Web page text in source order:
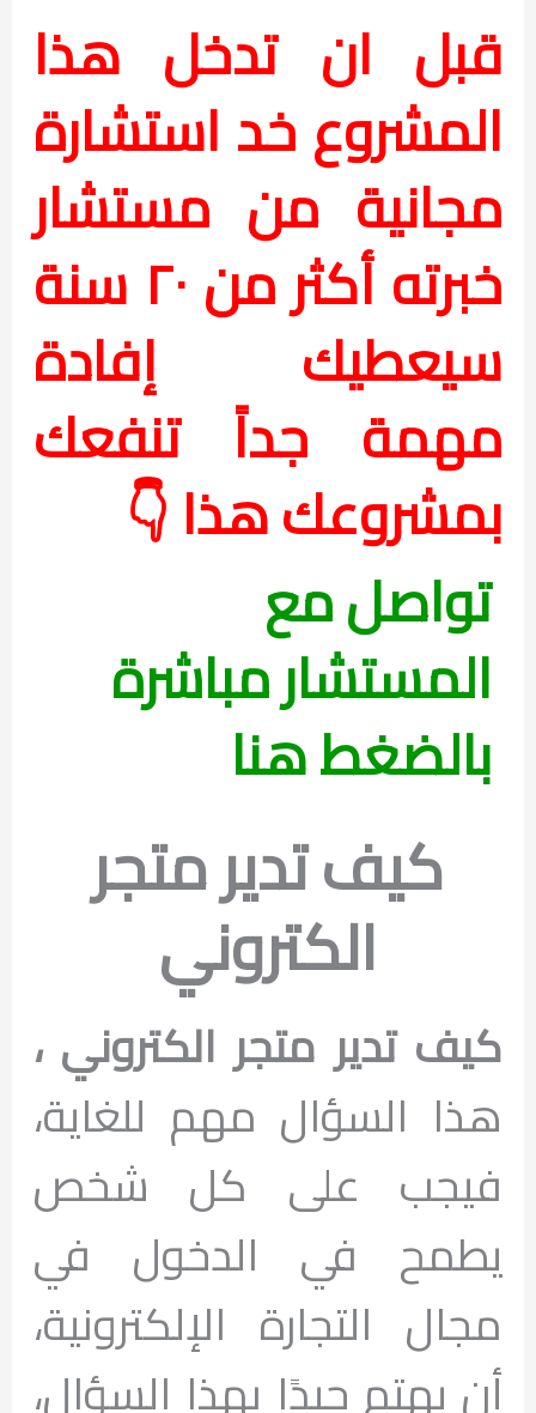
قبل ان تدخل هذا
المشروع خد استشارة
مجانية من مستشار
خبرته أكثر من ٢٠ سنة
سيعطيك إفادة
مهمة جداً تنفعك
بمشروعك هذا 👇
تواصل مع
المستشار مباشرة
بالضغط هنا
كيف تدير متجر
الكتروني
كيف تدير متجر الكتروني ،
هذا السؤال مهم للغاية،
فيجب على كل شخص
يطمح في الدخول في
مجال التجارة الإلكترونية،
أن يهتم جيدًا بهذا السؤال،